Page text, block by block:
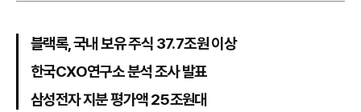
블랙록, 국내 보유 주식 37.7조원 이상
한국CXO연구소 분석 조사 발표
삼성전자 지분 평가액 25조원대